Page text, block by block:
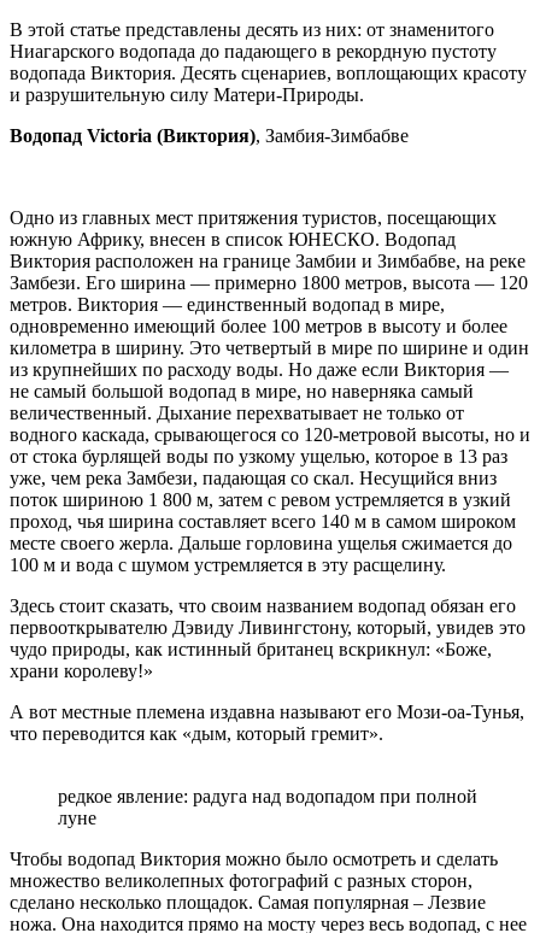
В этой статье представлены десять из них: от знаменитого
Ниагарского водопада до падающего в рекордную пустоту
водопада Виктория. Десять сценариев, воплощающих красоту
и разрушительную силу Матери-Природы.
Водопад Victoria (Виктория), Замбия-Зимбабве
Одно из главных мест притяжения туристов, посещающих
южную Африку, внесен в список ЮНЕСКО. Водопад
Виктория расположен на границе Замбии и Зимбабве, на реке
Замбези. Его ширина — примерно 1800 метров, высота — 120
метров. Виктория — единственный водопад в мире,
одновременно имеющий более 100 метров в высоту и более
километра в ширину. Это четвертый в мире по ширине и один
из крупнейших по расходу воды. Но даже если Виктория —
не самый большой водопад в мире, но наверняка самый
величественный. Дыхание перехватывает не только от
водного каскада, срывающегося со 120-метровой высоты, но и
от стока бурлящей воды по узкому ущелью, которое в 13 раз
уже, чем река Замбези, падающая со скал. Несущийся вниз
поток шириною 1 800 м, затем с ревом устремляется в узкий
проход, чья ширина составляет всего 140 м в самом широком
месте своего жерла. Дальше горловина ущелья сжимается до
100 м и вода с шумом устремляется в эту расщелину.
Здесь стоит сказать, что своим названием водопад обязан его
первооткрывателю Дэвиду Ливингстону, который, увидев это
чудо природы, как истинный британец вскрикнул: «Боже,
храни королеву!»
А вот местные племена издавна называют его Мози-оа-Тунья,
что переводится как «дым, который гремит».
редкое явление: радуга над водопадом при полной
луне
Чтобы водопад Виктория можно было осмотреть и сделать
множество великолепных фотографий с разных сторон,
сделано несколько площадок. Самая популярная – Лезвие
ножа. Она находится прямо на мосту через весь водопад, с нее